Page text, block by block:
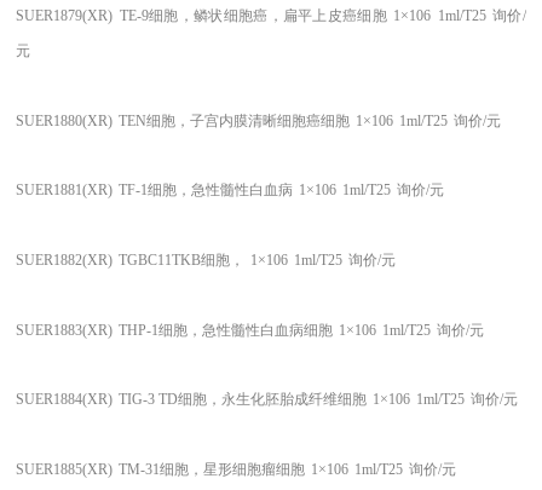
SUER1879(XR) TE-9细胞，鳞状细胞癌，扁平上皮癌细胞 1×106 1ml/T25 询价/
元
SUER1880(XR) TEN细胞，子宫内膜清晰细胞癌细胞 1×106 1ml/T25 询价/元
SUER1881(XR) TF-1细胞，急性髓性白血病 1×106 1ml/T25 询价/元
SUER1882(XR) TGBC11TKB细胞， 1×106 1ml/T25 询价/元
SUER1883(XR) THP-1细胞，急性髓性白血病细胞 1×106 1ml/T25 询价/元
SUER1884(XR) TIG-3 TD细胞，永生化胚胎成纤维细胞 1×106 1ml/T25 询价/元
SUER1885(XR) TM-31细胞，星形细胞瘤细胞 1×106 1ml/T25 询价/元